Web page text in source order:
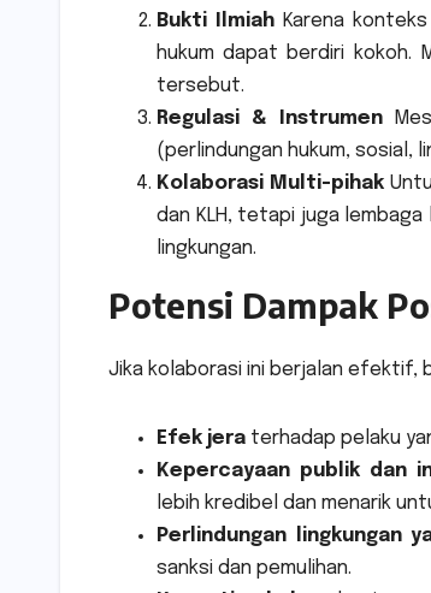
Bukti IlmiahKarena
hukum dapat berdiri kokoh.
tersebut.
Regulasi & Instrumen
(perlindungan hukum, sosial,
Kolaborasi Multi-pihak
dan KLH, tetapi juga
lingkungan.
Potensi Dampak
Jika kolaborasi ini berjalan efektif,
Efek jera terhadap pelaku
Kepercayaan publik dan
lebih kredibel dan menarik
Perlindungan lingkungan
sanksi dan pemulihan.